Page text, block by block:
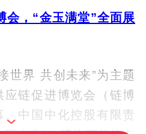
会，“金玉满堂”全面展
界 共创未来”为主题
链促进博览会（链博
中国中化控股有限责